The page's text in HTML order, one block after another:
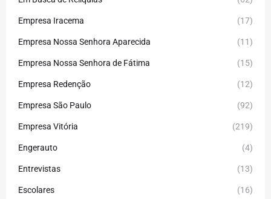
Empresa Iracema (17)
Empresa Nossa Senhora Aparecida (11)
Empresa Nossa Senhora de Fátima (15)
Empresa Redenção (12)
Empresa São Paulo (92)
Empresa Vitória (219)
Engerauto (4)
Entrevistas (13)
Escolares (16)